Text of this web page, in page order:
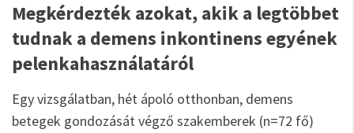
Megkérdezték azokat, akik a legtöbbet
tudnak a demens inkontinens egyének
pelenkahasználatáról
Egy vizsgálatban, hét ápoló otthonban, demens
betegek gondozását végző szakemberek (n=72 fő)